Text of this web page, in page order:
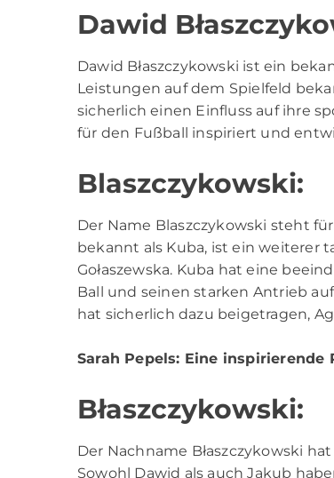
Dawid
Dawid Błaszczykowski ist ein
Leistungen auf dem Spielfeld
sicherlich einen Einfluss auf ihre
für den Fußball inspiriert und
Blaszczykowski:
Der Name Blaszczykowski steht
bekannt als Kuba, ist ein weiterer
Gołaszewska. Kuba hat eine
Ball und seinen starken Antrieb
hat sicherlich dazu beigetragen,
Sarah Pepels: Eine inspirierende
Błaszczykowski:
Der Nachname Błaszczykowski
Sowohl Dawid als auch Jakub